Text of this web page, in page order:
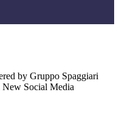
by Gruppo Spaggiari
Social Media